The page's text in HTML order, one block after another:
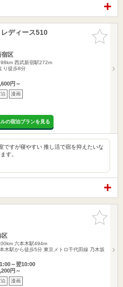
お気に入
りに追加
ディース510
宿区
西武新宿駅272m
り徒歩8分
円～
漫画
の宿泊プランを見る
ですが寝やすい 推し活で宿を抑えたいな
す。
お気に入
りに追加
区
六本木駅494m
木駅から徒歩5分 東京メトロ千代田線 乃木坂
～翌10:00
円～
漫画